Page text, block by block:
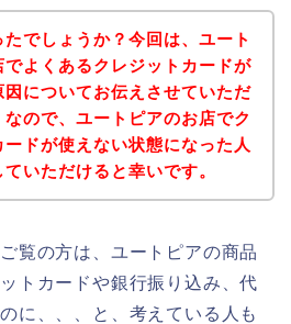
たでしょうか？今回は、ユート
でよくあるクレジットカードが
因についてお伝えさせていただ
なので、ユートピアのお店でク
ードが使えない状態になった人
いただけると幸いです。
覧の方は、ユートピアの商品
トカードや銀行振り込み、代
に、、、と、考えている人も